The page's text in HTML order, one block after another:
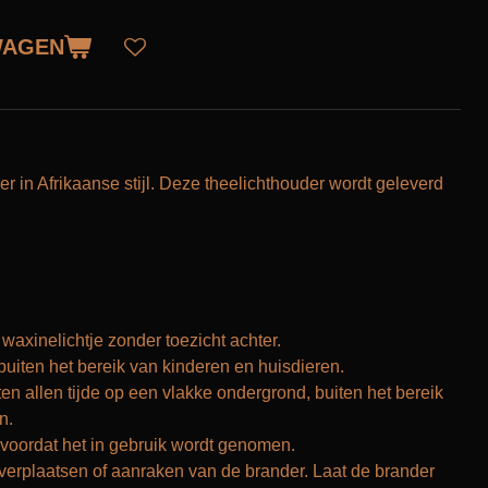
in Afrikaanse stijl. Deze theelichthouder wordt geleverd
zonder toezicht achter.
het bereik van kinderen en huisdieren.
allen tijde op een vlakke ondergrond, buiten het bereik
het in gebruik wordt genomen.
of aanraken van de brander. Laat de brander